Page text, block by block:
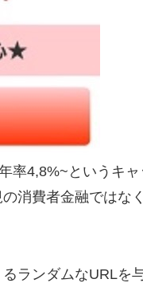
率4,8%~というキ
消費者金融ではな
ランダムなURLを